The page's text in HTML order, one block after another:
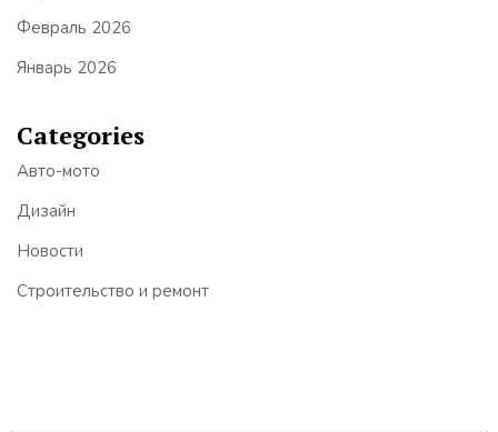
Февраль 2026
Январь 2026
Categories
Авто-мото
Дизайн
Новости
Строительство и ремонт